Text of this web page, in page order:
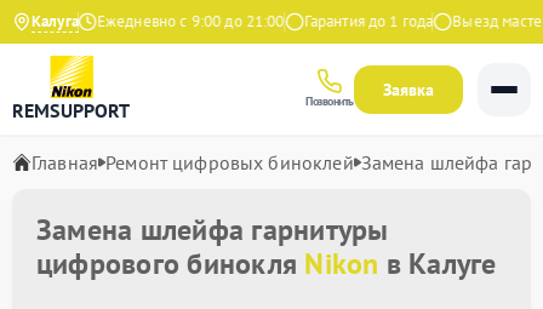
Калуга
Яндекс Ежедневно с 9:00 до 21:00 Гарантия до 1 года Выезд мастера
REMSUPPORT Позвонить
Заявка
Главная Ремонт цифровых биноклей Замена шлейфа
Замена шлейфа гарнитуры
цифрового бинокля Nikon в Калуге